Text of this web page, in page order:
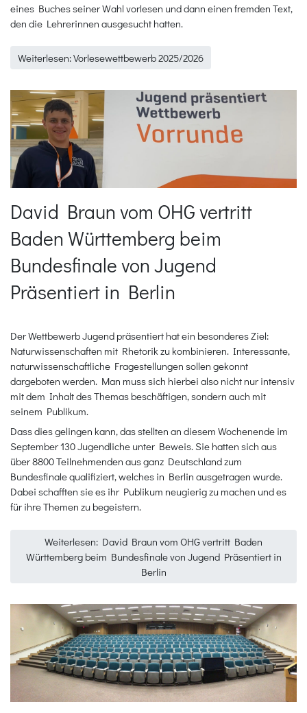
eines Buches seiner Wahl vorlesen und dann einen fremden Text,
den die Lehrerinnen ausgesucht hatten.
Weiterlesen: Vorlesewettbewerb 2025/2026
David Braun vom OHG vertritt
Baden Württemberg beim
Bundesfinale von Jugend
Präsentiert in Berlin
Der Wettbewerb Jugend präsentiert hat ein besonderes Ziel:
Naturwissenschaften mit Rhetorik zu kombinieren. Interessante,
naturwissenschaftliche Fragestellungen sollen gekonnt
dargeboten werden. Man muss sich hierbei also nicht nur intensiv
mit dem Inhalt des Themas beschäftigen, sondern auch mit
seinem Publikum.
Dass dies gelingen kann, das stellten an diesem Wochenende im
September 130 Jugendliche unter Beweis. Sie hatten sich aus
über 8800 Teilnehmenden aus ganz Deutschland zum
Bundesfinale qualifiziert, welches in Berlin ausgetragen wurde.
Dabei schafften sie es ihr Publikum neugierig zu machen und es
für ihre Themen zu begeistern.
Weiterlesen: David Braun vom OHG vertritt Baden
Württemberg beim Bundesfinale von Jugend Präsentiert in
Berlin